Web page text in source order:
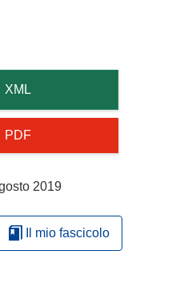
XML
PDF
2019
Il mio fascicolo